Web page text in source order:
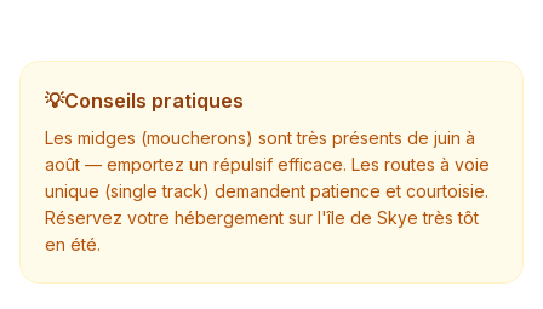
💡Conseils pratiques
Les midges (moucherons) sont très présents de juin à
août — emportez un répulsif efficace. Les routes à voie
unique (single track) demandent patience et courtoisie.
Réservez votre hébergement sur l'île de Skye très tôt
en été.